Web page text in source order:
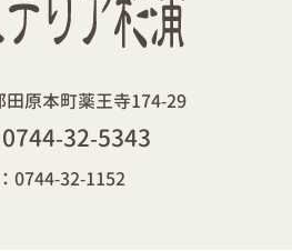
田原本町薬王寺174-29
0744-32-5343
0744-32-1152